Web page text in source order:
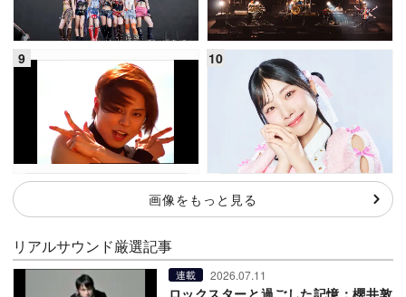
画像をもっと見る
リアルサウンド厳選記事
連載 2026.07.11